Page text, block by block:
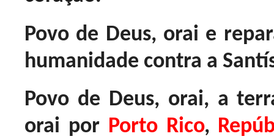
Povo de Deus, orai e
humanidade contra a
Povo de Deus, orai, a
orai por Porto Rico,